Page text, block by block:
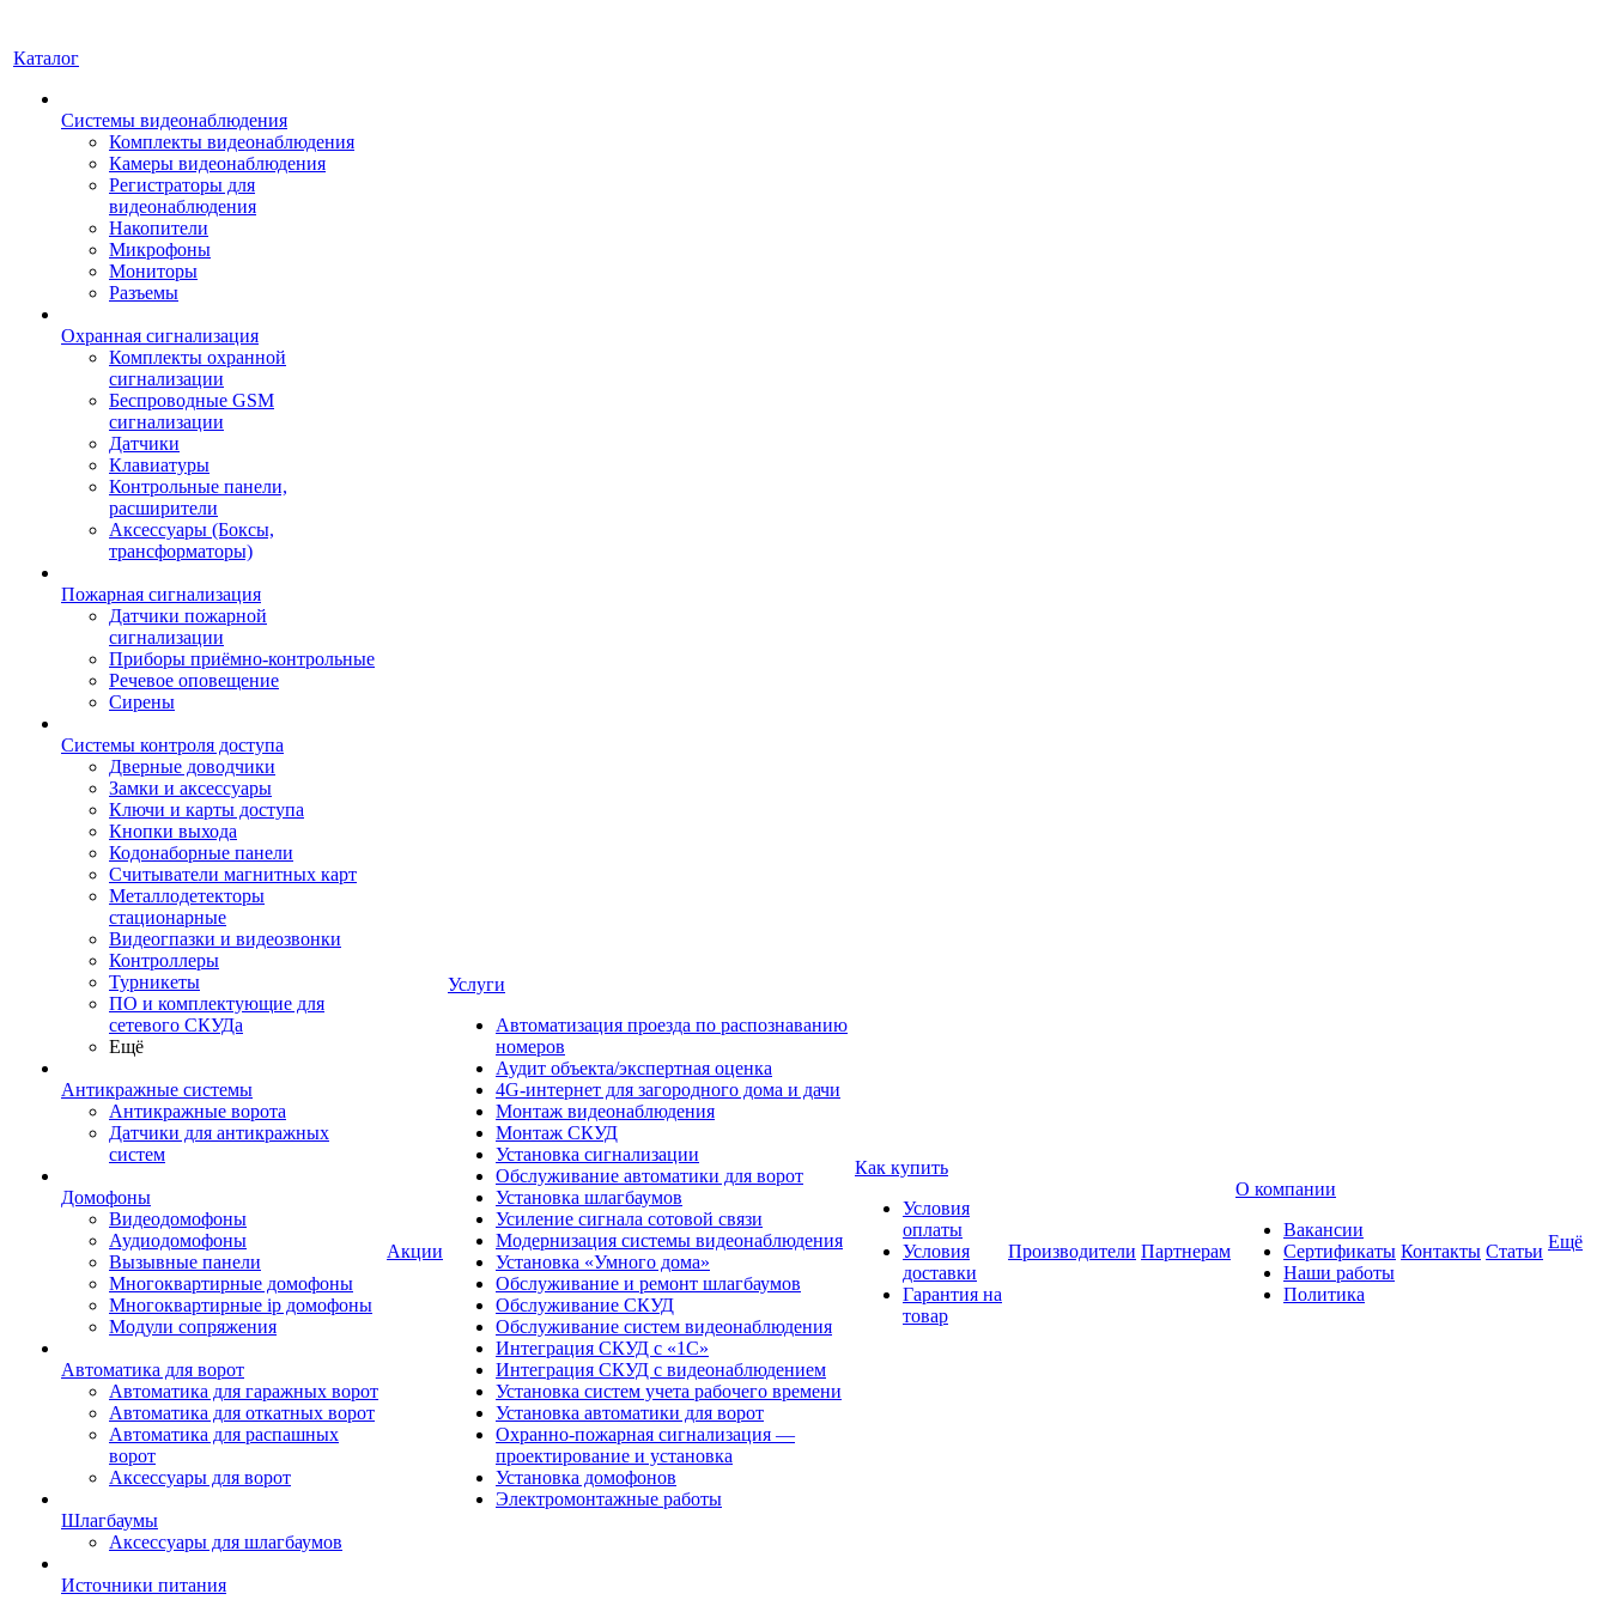
Каталог
Системы видеонаблюдения
Комплекты видеонаблюдения
Камеры видеонаблюдения
Регистраторы для
видеонаблюдения
Накопители
Микрофоны
Мониторы
Разъемы
Охранная сигнализация
Комплекты охранной
сигнализации
Беспроводные GSM
сигнализации
Датчики
Клавиатуры
Контрольные панели,
расширители
Аксессуары (Боксы,
трансформаторы)
Пожарная сигнализация
Датчики пожарной
сигнализации
Приборы приёмно-контрольные
Речевое оповещение
Сирены
Системы контроля доступа
Дверные доводчики
Замки и аксессуары
Ключи и карты доступа
Кнопки выхода
Кодонаборные панели
Считыватели магнитных карт
Металлодетекторы
стационарные
Видеогпазки и видеозвонки
Контроллеры
Турникеты
ПО и комплектующие для
сетевого СКУДа
Ещё
Антикражные системы
Антикражные ворота
Датчики для антикражных
систем
Домофоны
Видеодомофоны
Аудиодомофоны
Вызывные панели
Многоквартирные домофоны
Многоквартирные ip домофоны
Модули сопряжения
Автоматика для ворот
Автоматика для гаражных ворот
Автоматика для откатных ворот
Автоматика для распашных
ворот
Аксессуары для ворот
Шлагбаумы
Аксессуары для шлагбаумов
Источники питания
Акции
Услуги
Автоматизация проезда по распознаванию
номеров
Аудит объекта/экспертная оценка
4G-интернет для загородного дома и дачи
Монтаж видеонаблюдения
Монтаж СКУД
Установка сигнализации
Обслуживание автоматики для ворот
Установка шлагбаумов
Усиление сигнала сотовой связи
Модернизация системы видеонаблюдения
Установка «Умного дома»
Обслуживание и ремонт шлагбаумов
Обслуживание СКУД
Обслуживание систем видеонаблюдения
Интеграция СКУД с «1С»
Интеграция СКУД с видеонаблюдением
Установка систем учета рабочего времени
Установка автоматики для ворот
Охранно-пожарная сигнализация —
проектирование и установка
Установка домофонов
Электромонтажные работы
Как купить
Условия
оплаты
Условия
доставки
Гарантия на
товар
Производители Партнерам
О компании
Вакансии
Сертификаты
Наши работы
Политика
Контакты Статьи Ещё